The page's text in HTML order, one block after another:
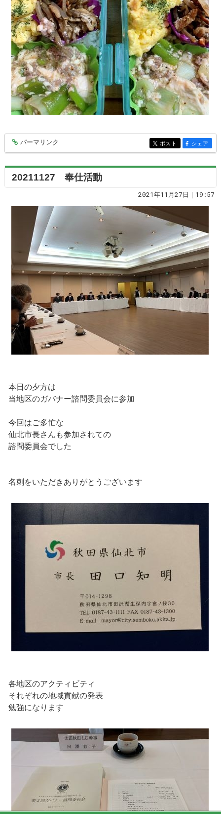
entry6838
パーマリンク entry6838
ポスト entry6838
シェア
20211127 奉仕活動
2021年11月27日｜19:57
本日の夕方は
当地区のガバナー諮問委員会に参加
今回はご多忙な
仙北市長さんも参加されての
諮問委員会でした
名刺をいただきありがとうございます
各地区のアクティビティ
それぞれの地域貢献の発表
勉強になります